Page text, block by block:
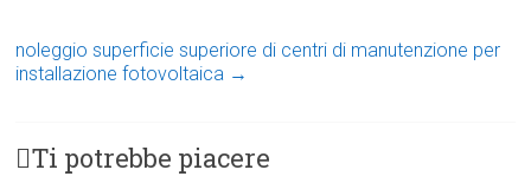
noleggio superficie superiore di centri di manutenzione per
installazione fotovoltaica →
Ti potrebbe piacere